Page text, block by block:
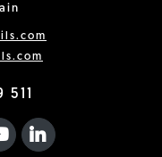
511
F
YOUTUBEFA LINKEDIN